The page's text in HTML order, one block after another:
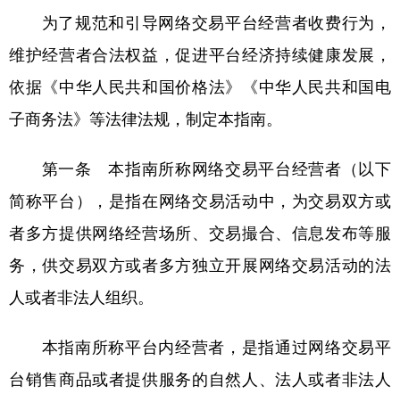
彩票 娱乐 时尚 悦读
公益 一带一路 亚太网 上市公司
文化产业
北京 天津 河北 山西
辽宁 吉林 上海 江苏
浙江 安徽
山东 河南 湖北 湖南
广东 广西 海南 重庆
为了规范和引导网络交易平台经营者收费行为，
维护经营者合法权益，促进平台经济持续健康发展，
依据《中华人民共和国价格法》《中华人民共和国电
子商务法》等法律法规，制定本指南。
第一条 本指南所称网络交易平台经营者（以下
简称平台），是指在网络交易活动中，为交易双方或
者多方提供网络经营场所、交易撮合、信息发布等服
务，供交易双方或者多方独立开展网络交易活动的法
人或者非法人组织。
本指南所称平台内经营者，是指通过网络交易平
台销售商品或者提供服务的自然人、法人或者非法人